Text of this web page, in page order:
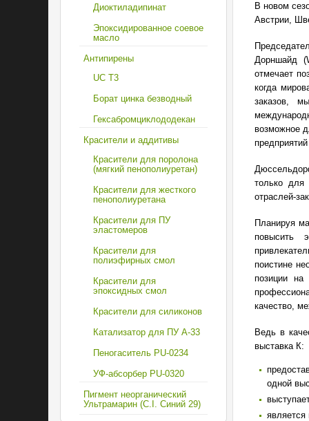
Диоктиладипинат
Эпоксидированное соевое
масло
Антипирены
UC T3
Борат цинка безводный
Гексабромциклододекан
Красители и аддитивы
Красители для поролона
(мягкий пенополиуретан)
Красители для жесткого
пенополиуретана
Красители для ПУ
эластомеров
Красители для
полиэфирных смол
Красители для
эпоксидных смол
Красители для силиконов
Катализатор для ПУ A-33
Пеногаситель PU-0234
УФ-абсорбер PU-0320
Пигмент неорганический
Ультрамарин (C.I. Синий 29)
В новом
Австрии,
Дорншайд
отмечает
когда
заказов,
возможное
только для
отраслей-
Планируя
повысить
поистине
позиции
качество,
Ведь в
выставка К:
одной